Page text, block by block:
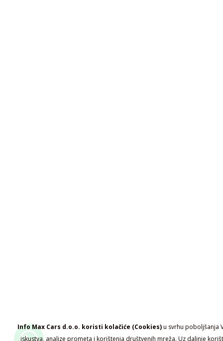
Info Max Cars d.o.o. koristi kolačiće (Cookies)u svrhu poboljšanja
iskustva, analize prometa i korištenja društvenih mreža. Uz daljnje